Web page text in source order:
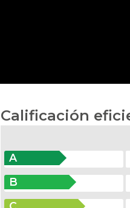
Calificación
A
B